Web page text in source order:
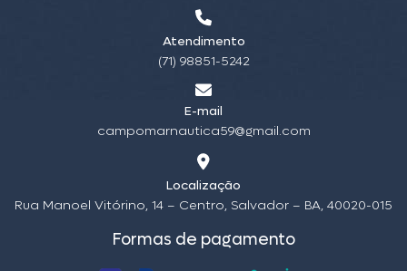
Atendimento
(71) 98851-5242
E-mail
campomarnautica59@gmail.com
Localização
Rua Manoel Vitórino, 14 – Centro, Salvador – BA, 40020-015
Formas de pagamento